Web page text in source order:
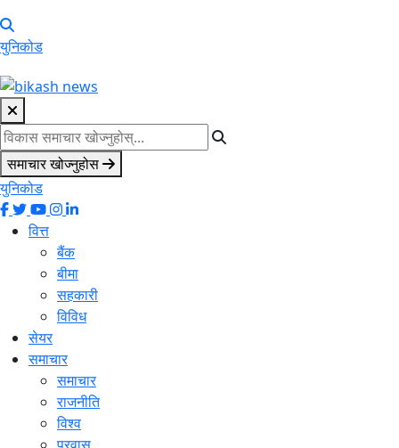
युनिकोड
समाचार खोज्नुहोस
युनिकोड
वित्त
बैंक
बीमा
सहकारी
विविध
सेयर
समाचार
समाचार
राजनीति
विश्व